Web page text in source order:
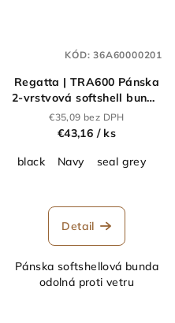
navy mineral grey/ash ash/
Regatta | TRA600 Pánska
2-vrstvová softshell bunda
"Honestly Made"_36.A600
€35,09 bez DPH
€43,16 / ks
black
Navy seal grey
Detail
Pánska softshellová bunda
odolná proti vetru
KÓD:36A60000201